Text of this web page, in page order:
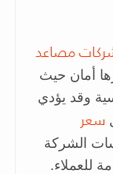
مصاعد
أمان حيث
وقد يؤدي
سعر
الشركة
للعملاء.